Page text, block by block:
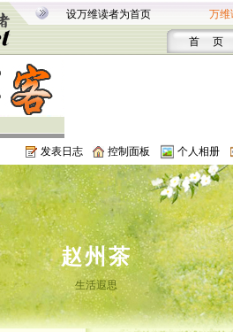
设万维读者为首页 万维
首 页
发表日志 控制面板 个人相册
赵州茶
生活遐思